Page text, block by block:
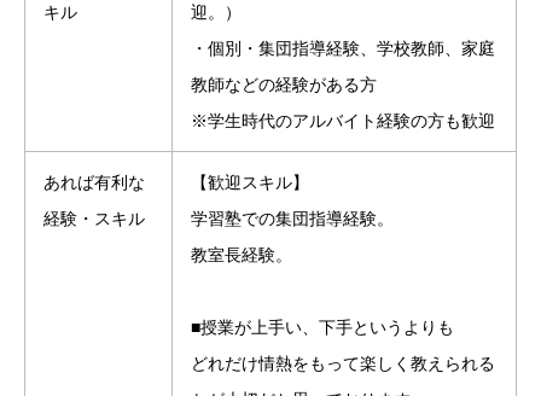
キル
迎。）
・個別・集団指導経験、学校教師、家庭
教師などの経験がある方
※学生時代のアルバイト経験の方も歓迎
あれば有利な
経験・スキル
【歓迎スキル】
学習塾での集団指導経験。
教室長経験。
■授業が上手い、下手というよりも
どれだけ情熱をもって楽しく教えられる